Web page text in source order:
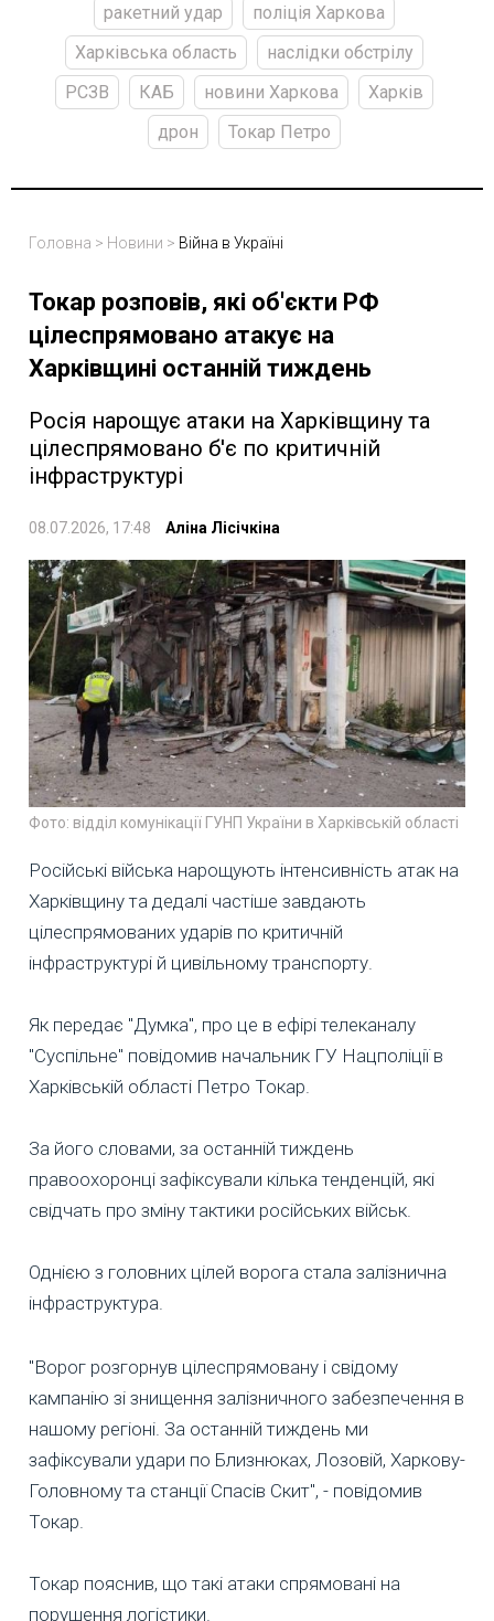
ракетний удар
поліція Харкова
Харківська область
наслідки обстрілу
РСЗВ
КАБ новини Харкова
Харків
дрон
Токар Петро
Головна > Новини > Війна в Україні
Токар розповів, які об'єкти РФ
цілеспрямовано атакує на
Харківщині останній тиждень
Росія нарощує атаки на Харківщину та
цілеспрямовано б'є по критичній
інфраструктурі
08.07.2026, 17:48 Аліна Лісічкіна
Фото: відділ комунікації ГУНП України в Харківській області
Російські війська нарощують інтенсивність атак на
Харківщину та дедалі частіше завдають
цілеспрямованих ударів по критичній
інфраструктурі й цивільному транспорту.
Як передає "Думка", про це в ефірі телеканалу
"Суспільне" повідомив начальник ГУ Нацполіції в
Харківській області Петро Токар.
За його словами, за останній тиждень
правоохоронці зафіксували кілька тенденцій, які
свідчать про зміну тактики російських військ.
Однією з головних цілей ворога стала залізнична
інфраструктура.
"Ворог розгорнув цілеспрямовану і свідому
кампанію зі знищення залізничного забезпечення в
нашому регіоні. За останній тиждень ми
зафіксували удари по Близнюках, Лозовій, Харкову-
Головному та станції Спасів Скит", - повідомив
Токар.
Токар пояснив, що такі атаки спрямовані на
порушення логістики.